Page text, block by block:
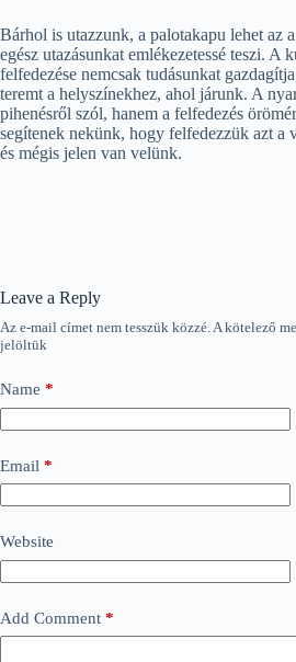
Bárhol is utazzunk, a palotakapu lehet az
egész utazásunkat emlékezetessé teszi. A
felfedezése nemcsak tudásunkat
teremt a helyszínekhez, ahol járunk. A
pihenésről szól, hanem a felfedezés
segítenek nekünk, hogy felfedezzük azt a
és mégis jelen van velünk.
Leave a Reply
Az e-mail címet nem tesszük közzé.A kötelező
jelöltük
Name *
Email *
Website
Add Comment *